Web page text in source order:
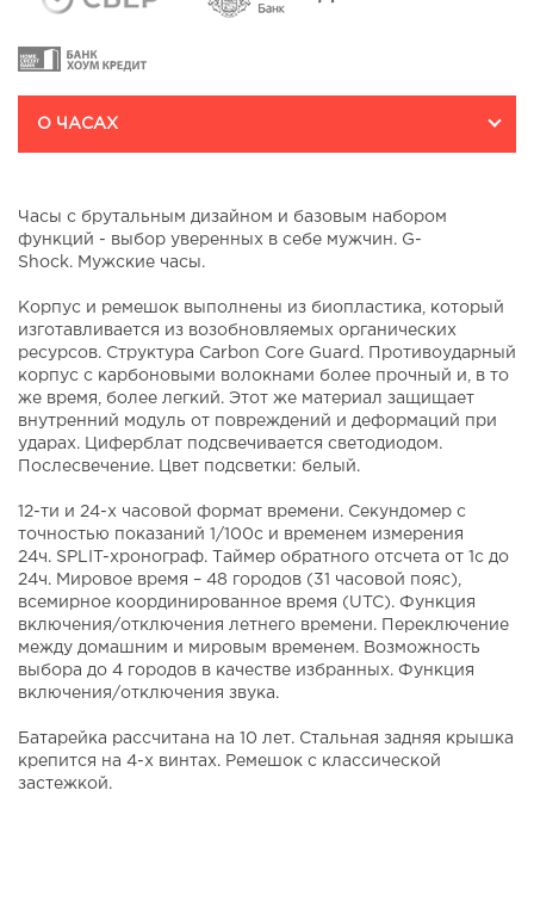
О ЧАСАХ
Часы с брутальным дизайном и базовым набором
функций - выбор уверенных в себе мужчин. G-
Shock. Мужские часы.
Корпус и ремешок выполнены из биопластика, который
изготавливается из возобновляемых органических
ресурсов. Структура Carbon Core Guard. Противоударный
корпус с карбоновыми волокнами более прочный и, в то
же время, более легкий. Этот же материал защищает
внутренний модуль от повреждений и деформаций при
ударах. Циферблат подсвечивается светодиодом.
Послесвечение. Цвет подсветки: белый.
12-ти и 24-х часовой формат времени. Секундомер с
точностью показаний 1/100с и временем измерения
24ч. SPLIT-хронограф. Таймер обратного отсчета от 1с до
24ч. Мировое время – 48 городов (31 часовой пояс),
всемирное координированное время (UTC). Функция
включения/отключения летнего времени. Переключение
между домашним и мировым временем. Возможность
выбора до 4 городов в качестве избранных. Функция
включения/отключения звука.
Батарейка рассчитана на 10 лет. Стальная задняя крышка
крепится на 4-х винтах. Ремешок с классической
застежкой.